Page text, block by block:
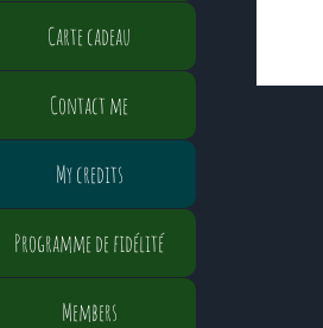
Carte cadeau
Contact me
My credits
Programme de fidélité
Members